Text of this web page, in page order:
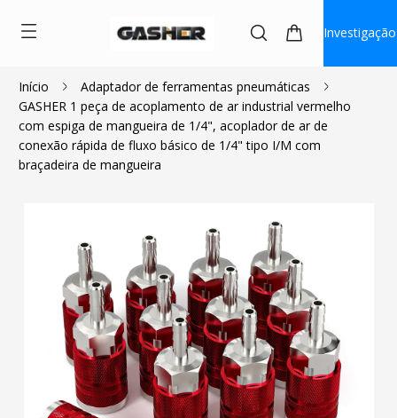
Investigação
Início
Adaptador de ferramentas pneumáticas
GASHER 1 peça de acoplamento de ar industrial vermelho
com espiga de mangueira de 1/4", acoplador de ar de
conexão rápida de fluxo básico de 1/4" tipo I/M com
braçadeira de mangueira
$5.50 $2.50